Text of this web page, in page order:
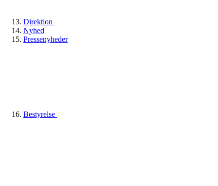
Direktion
Nyhed
Pressenyheder
Bestyrelse